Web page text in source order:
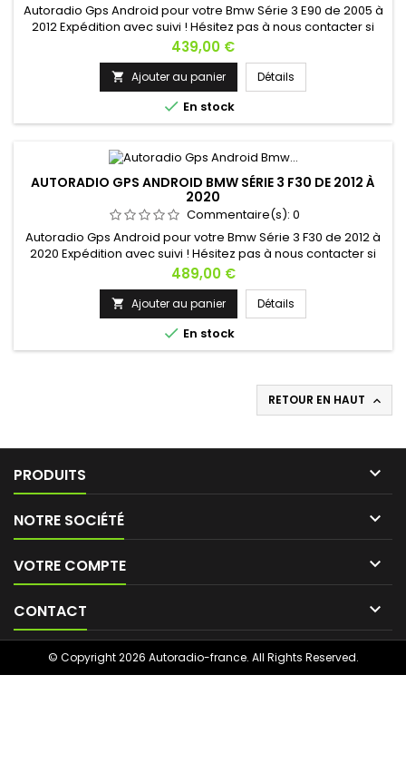
Autoradio Gps Android pour votre Bmw Série 3 E90 de 2005 à
2012 Expédition avec suivi ! Hésitez pas à nous contacter si
vous avez une question !
Prix
439,00 €
 Ajouter au panier Détails
 En stock
AUTORADIO GPS ANDROID BMW SÉRIE 3 F30 DE 2012 À
2020
Commentaire(s): 0
Autoradio Gps Android pour votre Bmw Série 3 F30 de 2012 à
2020 Expédition avec suivi ! Hésitez pas à nous contacter si
vous avez une question !
Prix
489,00 €
 Ajouter au panier Détails
 En stock
RETOUR EN HAUT 
PRODUITS 
NOTRE SOCIÉTÉ 
VOTRE COMPTE 
CONTACT 
© Copyright 2026 Autoradio-france. All Rights Reserved.